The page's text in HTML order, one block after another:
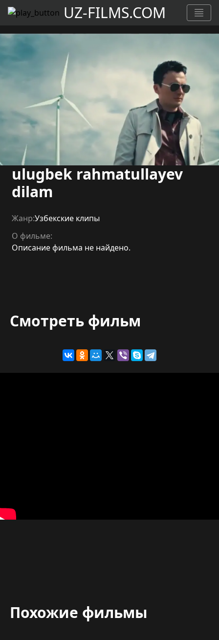
UZ-FILMS.COM
ulugbek rahmatullayev
dilam
Жанр:Узбекские клипы
О фильме:
Описание фильма не найдено.
Смотреть фильм
Похожие фильмы